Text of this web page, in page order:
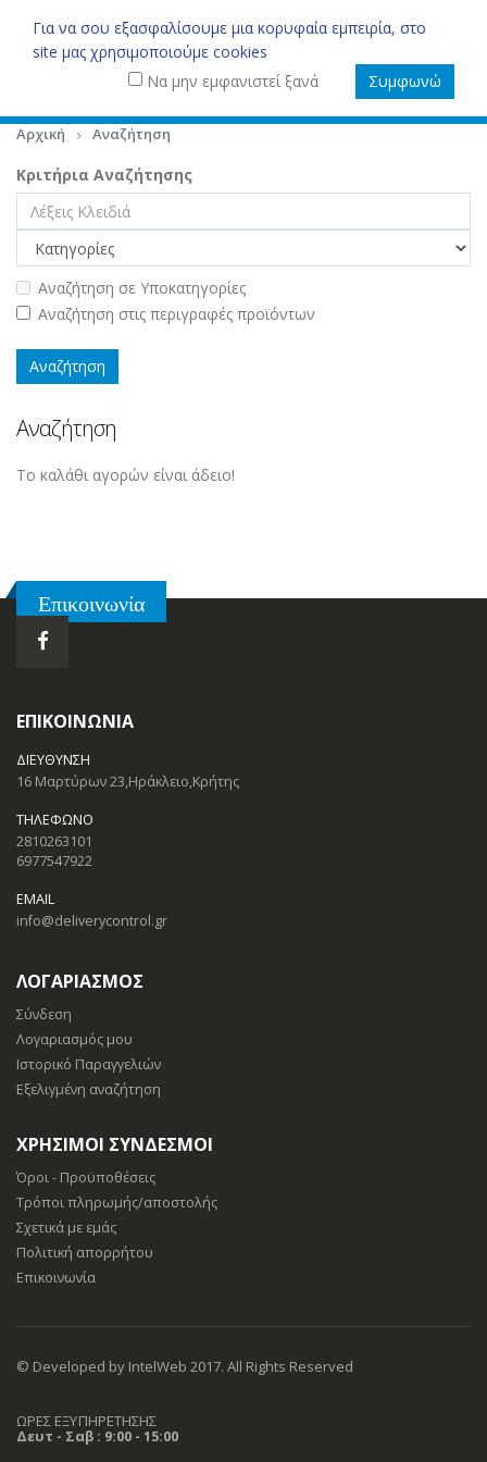
Για να σου εξασφαλίσουμε μια κορυφαία εμπειρία, στο
site μας χρησιμοποιούμε cookies
Να μην εμφανιστεί ξανά
Συμφωνώ
Αρχική Αναζήτηση
Κριτήρια Αναζήτησης
Αναζήτηση σε Υποκατηγορίες
Αναζήτηση στις περιγραφές προϊόντων
Αναζήτηση
Το καλάθι αγορών είναι άδειο!
Επικοινωνία
ΕΠΙΚΟΙΝΩΝΊΑ
ΔΙΕΎΘΥΝΣΗ
16 Μαρτύρων 23,Ηράκλειο,Κρήτης
ΤΗΛΈΦΩΝΟ
2810263101
6977547922
EMAIL
info@deliverycontrol.gr
ΛΟΓΑΡΙΑΣΜΟΣ
Σύνδεση
Λογαριασμός μου
Ιστορικό Παραγγελιών
Εξελιγμένη αναζήτηση
ΧΡΉΣΙΜΟΙ ΣΎΝΔΕΣΜΟΙ
Όροι - Προϋποθέσεις
Τρόποι πληρωμής/αποστολής
Σχετικά με εμάς
Πολιτική απορρήτου
Επικοινωνία
© Developed by IntelWeb 2017. All Rights Reserved
ΩΡΕΣ ΕΞΥΠΗΡΕΤΗΣΗΣ
Δευτ - Σαβ : 9:00 - 15:00